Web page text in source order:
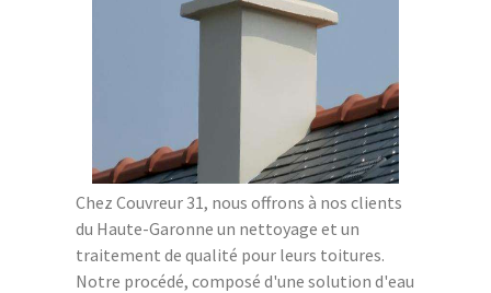
Chez Couvreur 31, nous offrons à nos clients
du Haute-Garonne un nettoyage et un
traitement de qualité pour leurs toitures.
Notre procédé, composé d'une solution d'eau